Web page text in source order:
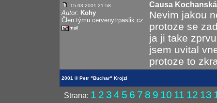
15.03.2001 21:58
Autor: Kohy
Člen týmu cervenytrpaslik.cz
Causa Kochanská
Nevim jakou
protoze se
ja ji take
jsem uvital
protoze to
2001 © Petr "Buchar" Krojzl
Strana: 1 2 3 4 5 6 7 8 9 10 11 12 13